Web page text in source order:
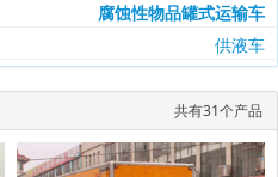
腐蚀性物品罐式运输车
供液车
共有31个产品